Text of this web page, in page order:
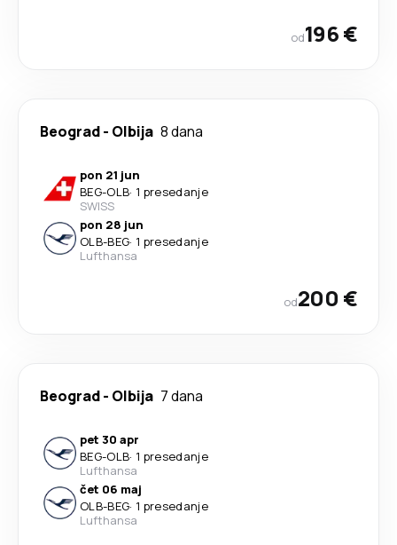
od196 €
Beograd- Olbija 8 dana
pon 21 jun
BEG-OLB· 1 presedanje
SWISS
pon 28 jun
OLB-BEG· 1 presedanje
Lufthansa
od200 €
Beograd- Olbija 7 dana
pet 30 apr
BEG-OLB· 1 presedanje
Lufthansa
čet 06 maj
OLB-BEG· 1 presedanje
Lufthansa